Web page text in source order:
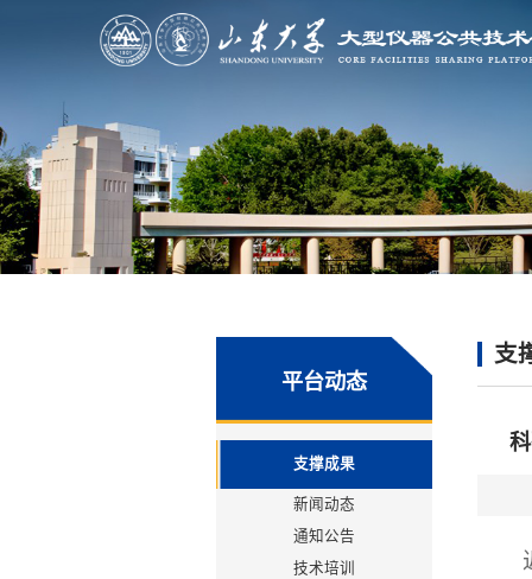
平台动态
支撑成果
新闻动态
通知公告
技术培训
支